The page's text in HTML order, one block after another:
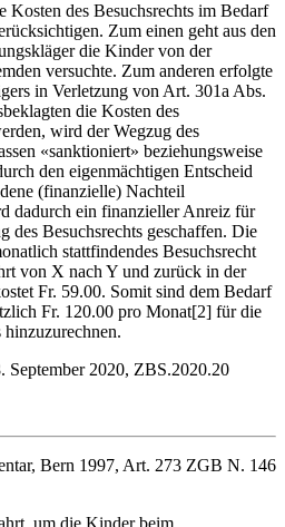
Kosten des Besuchsrechts im Bedarf
Zum einen geht aus den
die Kinder von der
versuchte. Zum anderen erfolgte
in Verletzung von Art. 301a Abs.
die Kosten des
wird der Wegzug des
«sanktioniert» beziehungsweise
den eigenmächtigen Entscheid
(finanzielle) Nachteil
dadurch ein finanzieller Anreiz für
des Besuchsrechts geschaffen. Die
stattfindendes Besuchsrecht
von X nach Y und zurück in der
Fr. 59.00. Somit sind dem Bedarf
Fr. 120.00 pro Monat[2] für die
hinzuzurechnen.
September 2020, ZBS.2020.20
Bern 1997, Art. 273 ZGB N. 146